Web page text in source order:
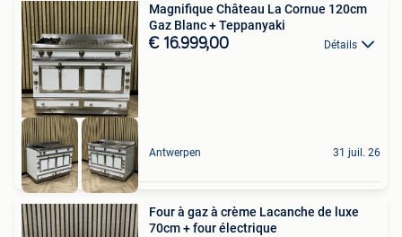
Magnifique Château La Cornue 120cm
Gaz Blanc + Teppanyaki
€ 16.999,00 Détails
Antwerpen 31 juil. 26
Four à gaz à crème Lacanche de luxe
70cm + four électrique